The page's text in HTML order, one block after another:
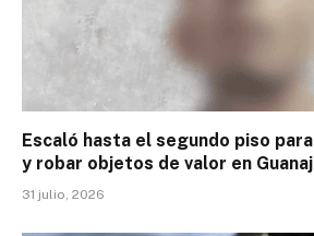
Escaló hasta el segundo piso
y robar objetos de valor en
31 julio, 2026